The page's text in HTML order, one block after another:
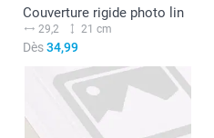
Couverture rigide photo lin
29,2 21 cm
Dès34,99